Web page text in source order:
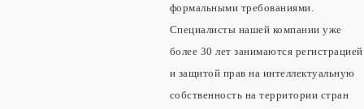
формальными требованиями.
Специалисты нашей компании уже
более 30 лет занимаются регистрацией
и защитой прав на интеллектуальную
собственность на территории стран